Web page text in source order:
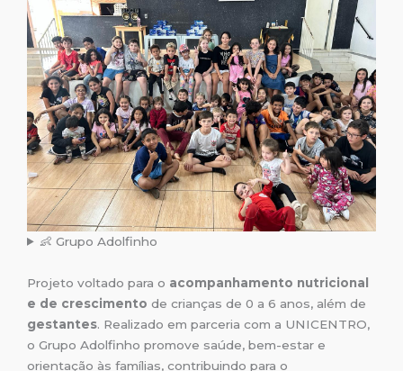
👶 Grupo Adolfinho
Projeto voltado para o acompanhamento nutricional
e de crescimento de crianças de 0 a 6 anos, além de
gestantes. Realizado em parceria com a UNICENTRO,
o Grupo Adolfinho promove saúde, bem-estar e
orientação às famílias, contribuindo para o